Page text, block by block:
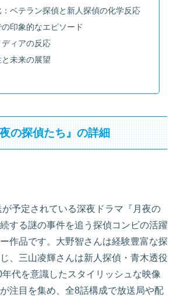
ベテラン探偵と新人探偵の化学反応
印象的なエピソード
ィアの反応
未来の展望
の探偵たち』の詳細
予定されている深夜ドラマ『月夜の
する謎の事件を追う探偵コンビの活躍
作品です。大野智さんは経験豊富な探
、三山凌輝さんは新人探偵・青木透役
代を意識したスタイリッシュな映像
注目を集め、全8話構成で放送局や配